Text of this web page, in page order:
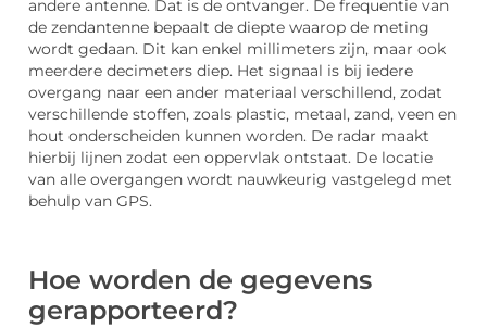
andere antenne. Dat is de ontvanger. De frequentie van
de zendantenne bepaalt de diepte waarop de meting
wordt gedaan. Dit kan enkel millimeters zijn, maar ook
meerdere decimeters diep. Het signaal is bij iedere
overgang naar een ander materiaal verschillend, zodat
verschillende stoffen, zoals plastic, metaal, zand, veen en
hout onderscheiden kunnen worden. De radar maakt
hierbij lijnen zodat een oppervlak ontstaat. De locatie
van alle overgangen wordt nauwkeurig vastgelegd met
behulp van GPS.
Hoe worden de gegevens
gerapporteerd?